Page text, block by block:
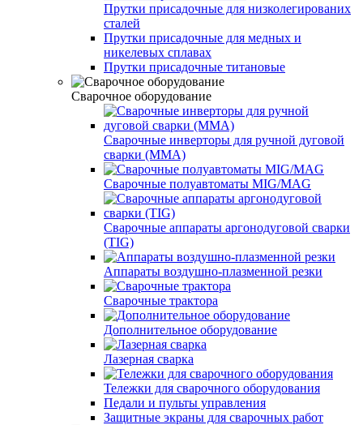
Прутки присадочные для низколегированих
сталей
Прутки присадочные для медных и
никелевых сплавах
Прутки присадочные титановые
Сварочное оборудование
Сварочные инверторы для ручной дуговой
сварки (MMA)
Сварочные полуавтоматы MIG/MAG
Сварочные аппараты аргонодуговой сварки
(TIG)
Аппараты воздушно-плазменной резки
Сварочные трактора
Дополнительное оборудование
Лазерная сварка
Тележки для сварочного оборудования
Педали и пульты управления
Защитные экраны для сварочных работ